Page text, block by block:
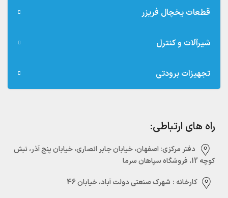
قطعات یخچال فریزر
شیرآلات و کنترل
تجهیزات برودتی
راه های ارتباطی:
دفتر مرکزی:‌ اصفهان، خیابان جابر انصاری، خیابان پنج آذر، نبش
کوچه 12، فروشگاه سپاهان سرما
کارخانه : شهرک صنعتی دولت آباد، خیابان 46